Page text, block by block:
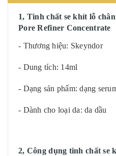
1, Tinh chất se khít lỗ
Pore Refiner Concentrate
- Thương hiệu: Skeyndor
- Dung tích: 14ml
- Dạng sản phẩm: dạng
- Dành cho loại da: da dầu
2, Công dụng tinh chất se